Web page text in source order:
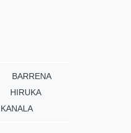
BARRENA
HIRUKA